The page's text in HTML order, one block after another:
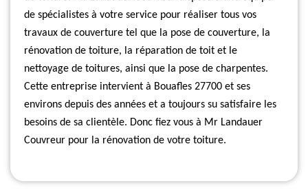
de spécialistes à votre service pour réaliser tous vos
travaux de couverture tel que la pose de couverture, la
rénovation de toiture, la réparation de toit et le
nettoyage de toitures, ainsi que la pose de charpentes.
Cette entreprise intervient à Bouafles 27700 et ses
environs depuis des années et a toujours su satisfaire les
besoins de sa clientèle. Donc fiez vous à Mr Landauer
Couvreur pour la rénovation de votre toiture.